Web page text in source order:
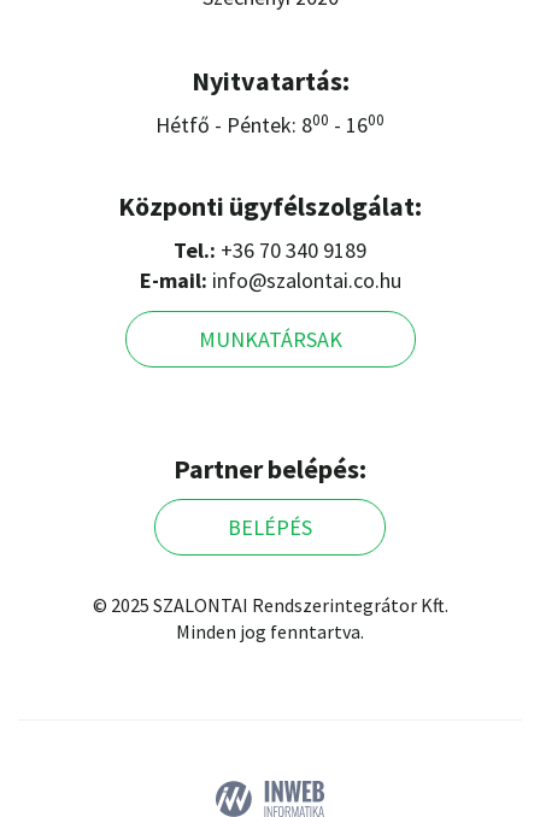
Nyitvatartás:
Hétfő - Péntek: 800 - 1600
Központi ügyfélszolgálat:
Tel.: +36 70 340 9189
E-mail: info@szalontai.co.hu
MUNKATÁRSAK
Partner belépés:
BELÉPÉS
© 2025 SZALONTAI Rendszerintegrátor Kft.
Minden jog fenntartva.